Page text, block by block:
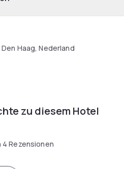
Haag, Nederland
zu diesem Hotel
4 Rezensionen